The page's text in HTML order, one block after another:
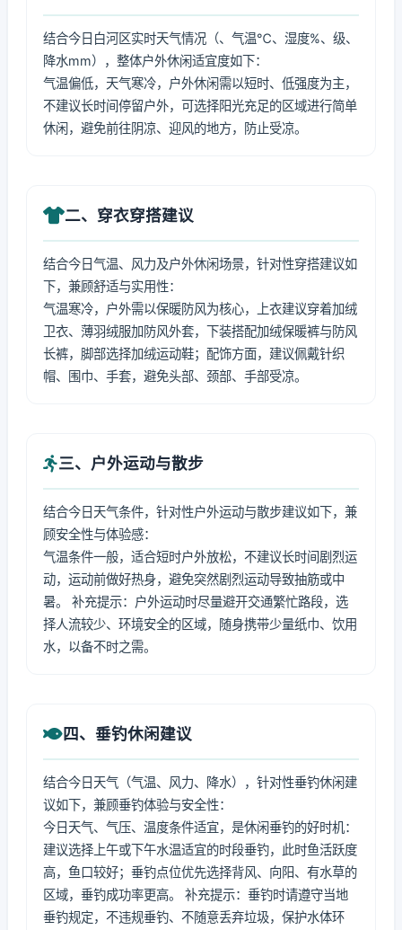
结合今日白河区实时天气情况（、气温℃、湿度%、级、
降水mm），整体户外休闲适宜度如下：
气温偏低，天气寒冷，户外休闲需以短时、低强度为主，
不建议长时间停留户外，可选择阳光充足的区域进行简单
休闲，避免前往阴凉、迎风的地方，防止受凉。
二、穿衣穿搭建议
结合今日气温、风力及户外休闲场景，针对性穿搭建议如
下，兼顾舒适与实用性：
气温寒冷，户外需以保暖防风为核心，上衣建议穿着加绒
卫衣、薄羽绒服加防风外套，下装搭配加绒保暖裤与防风
长裤，脚部选择加绒运动鞋；配饰方面，建议佩戴针织
帽、围巾、手套，避免头部、颈部、手部受凉。
三、户外运动与散步
结合今日天气条件，针对性户外运动与散步建议如下，兼
顾安全性与体验感：
气温条件一般，适合短时户外放松，不建议长时间剧烈运
动，运动前做好热身，避免突然剧烈运动导致抽筋或中
暑。 补充提示：户外运动时尽量避开交通繁忙路段，选
择人流较少、环境安全的区域，随身携带少量纸巾、饮用
水，以备不时之需。
四、垂钓休闲建议
结合今日天气（气温、风力、降水），针对性垂钓休闲建
议如下，兼顾垂钓体验与安全性：
今日天气、气压、温度条件适宜，是休闲垂钓的好时机：
建议选择上午或下午水温适宜的时段垂钓，此时鱼活跃度
高，鱼口较好；垂钓点位优先选择背风、向阳、有水草的
区域，垂钓成功率更高。 补充提示：垂钓时请遵守当地
垂钓规定，不违规垂钓、不随意丢弃垃圾，保护水体环